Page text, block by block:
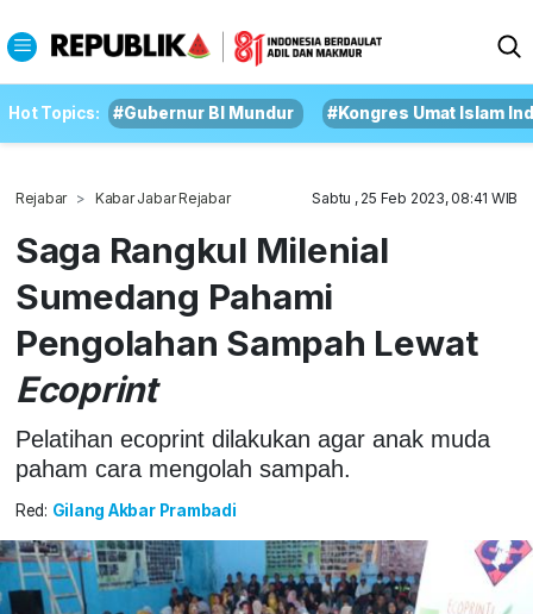
Hot Topics: #Gubernur BI Mundur #Kongres Umat Islam
Rejabar Kabar Jabar Rejabar Sabtu , 25 Feb 2023, 08:41 WIB
Saga Rangkul Milenial
Sumedang Pahami
Pengolahan Sampah Lewat
Ecoprint
Pelatihan ecoprint dilakukan agar anak muda
paham cara mengolah sampah.
Red: Gilang Akbar Prambadi